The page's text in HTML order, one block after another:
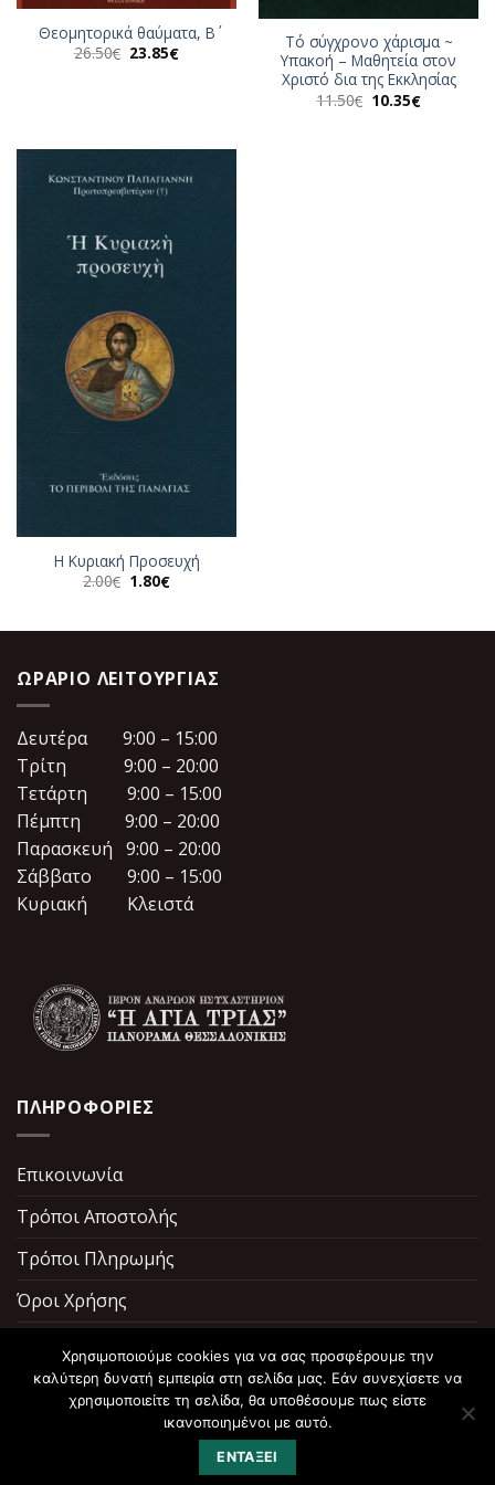
Θεομητορικά θαύματα, Β΄
26.50€ Original
23.85€Η
Τό σύγχρονο χάρισμα ~
Υπακοή – Μαθητεία στον
Χριστό δια της Εκκλησίας
11.50€ Original
price
10.35€Η
Η Κυριακή Προσευχή
2.00€ Original
price
1.80€Η
1.80€.
ΩΡΆΡΙΟ ΛΕΙΤΟΥΡΓΊΑΣ
Δευτέρα 9:00 – 15:00
Τρίτη 9:00 – 20:00
Τετάρτη 9:00 – 15:00
Πέμπτη 9:00 – 20:00
Παρασκευή 9:00 – 20:00
Σάββατο 9:00 – 15:00
Κυριακή Κλειστά
ΠΛΗΡΟΦΟΡΙΕΣ
Επικοινωνία
Τρόποι Αποστολής
Τρόποι Πληρωμής
Όροι Χρήσης
Copyright 2026 ©ToPerivoliTisPanagias
Χρησιμοποιούμε cookies για να σας προσφέρουμε την
καλύτερη δυνατή εμπειρία στη σελίδα μας. Εάν συνεχίσετε να
χρησιμοποιείτε τη σελίδα, θα υποθέσουμε πως είστε
ικανοποιημένοι με αυτό.
ΕΝΤΆΞΕΙ